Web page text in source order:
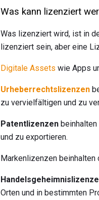
Was kann lizenziert
Was lizenziert wird, ist in
lizenziert sein, aber eine
Digitale Assets wie Apps
Urheberrechtslizenzen
zu vervielfältigen und zu
Patentlizenzen
und zu exportieren.
Markenlizenzen
Orten und in bestimmten